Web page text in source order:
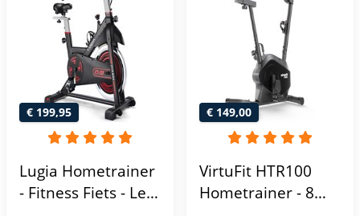
€ 199,95
Lugia Hometrainer
- Fitness Fiets - Led
€ 149,00
VirtuFit HTR100
Hometrainer - 8